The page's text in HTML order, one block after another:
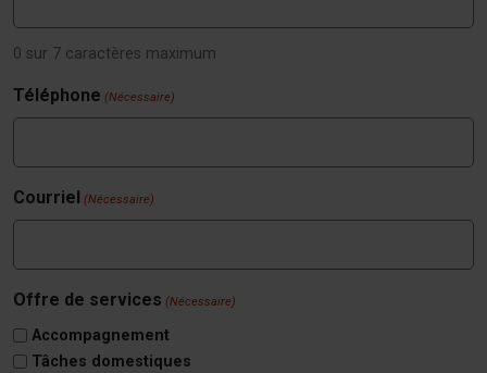
0 sur 7 caractères maximum
Téléphone (Nécessaire)
Courriel (Nécessaire)
Offre de services (Nécessaire)
Accompagnement
Tâches domestiques